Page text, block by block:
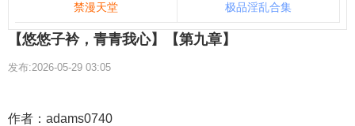
禁漫天堂 极品淫乱合集
【悠悠子衿，青青我心】【第九章】
发布:2026-05-29 03:05
作者：adams0740